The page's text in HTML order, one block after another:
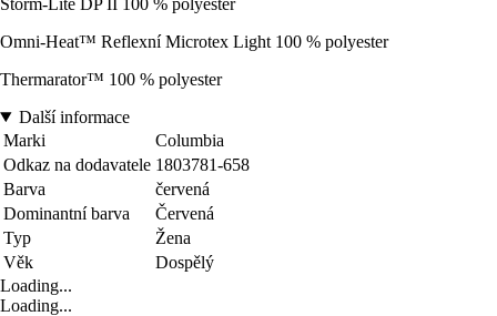
Storm-Lite DP II 100 % polyester
Omni-Heat™ Reflexní Microtex Light 100 % polyester
Thermarator™ 100 % polyester
Další informace
Marki
Columbia
Odkaz na dodavatele 1803781-658
Barva
červená
Dominantní barva
Červená
Typ
Žena
Věk
Dospělý
Loading...
Loading...